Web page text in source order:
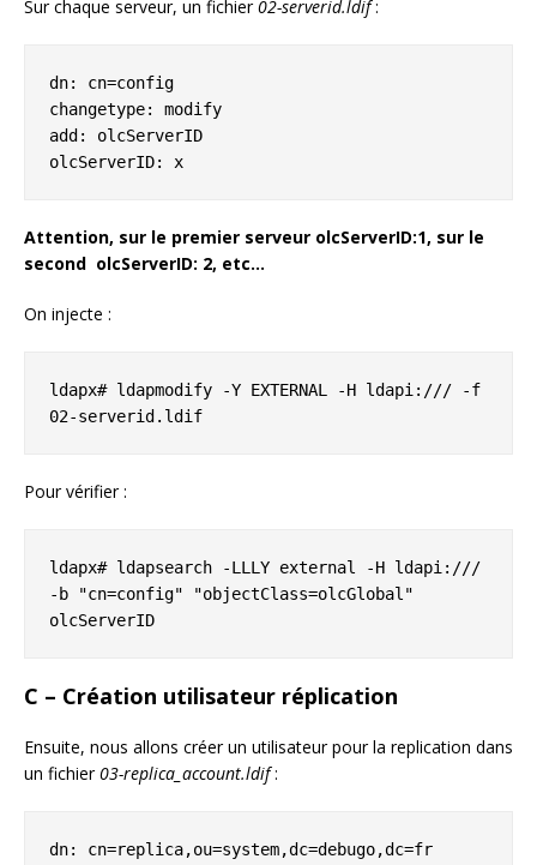
Sur chaque serveur, un fichier02-serverid.ldif:
dn: cn=config
changetype: modify
add: olcServerID
olcServerID: x
Attention, sur le premier serveur olcServerID:1, sur le
second olcServerID: 2, etc…
On injecte :
ldapx# ldapmodify -Y EXTERNAL -H ldapi:/// -f
02-serverid.ldif
Pour vérifier :
ldapx# ldapsearch -LLLY external -H ldapi:///
-b "cn=config" "objectClass=olcGlobal"
olcServerID
C – Création utilisateur réplication
Ensuite, nous allons créer un utilisateur pour la replication dans
un fichier03-replica_account.ldif:
dn: cn=replica,ou=system,dc=debugo,dc=fr